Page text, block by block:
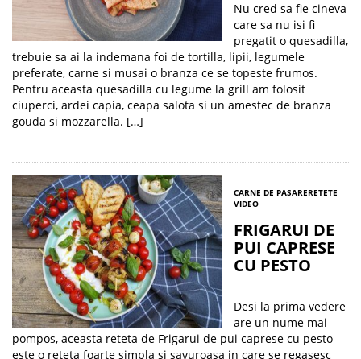
Nu cred sa fie cineva
care sa nu isi fi
pregatit o quesadilla,
trebuie sa ai la indemana foi de tortilla, lipii, legumele
preferate, carne si musai o branza ce se topeste frumos.
Pentru aceasta quesadilla cu legume la grill am folosit
ciuperci, ardei capia, ceapa salota si un amestec de branza
gouda si mozzarella. […]
CARNE DE PASARERETETE
VIDEO
FRIGARUI DE
PUI CAPRESE
CU PESTO
Desi la prima vedere
are un nume mai
pompos, aceasta reteta de Frigarui de pui caprese cu pesto
este o reteta foarte simpla si savuroasa in care se regasesc